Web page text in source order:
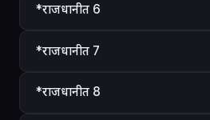
*राजधानीत 6
*राजधानीत 7
*राजधानीत 8